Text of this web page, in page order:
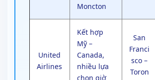
Moncton
United
Airlines
Kết hợp
Mỹ –
Canada,
nhiều lựa
chọn giờ
San
Franci
sco –
Toron